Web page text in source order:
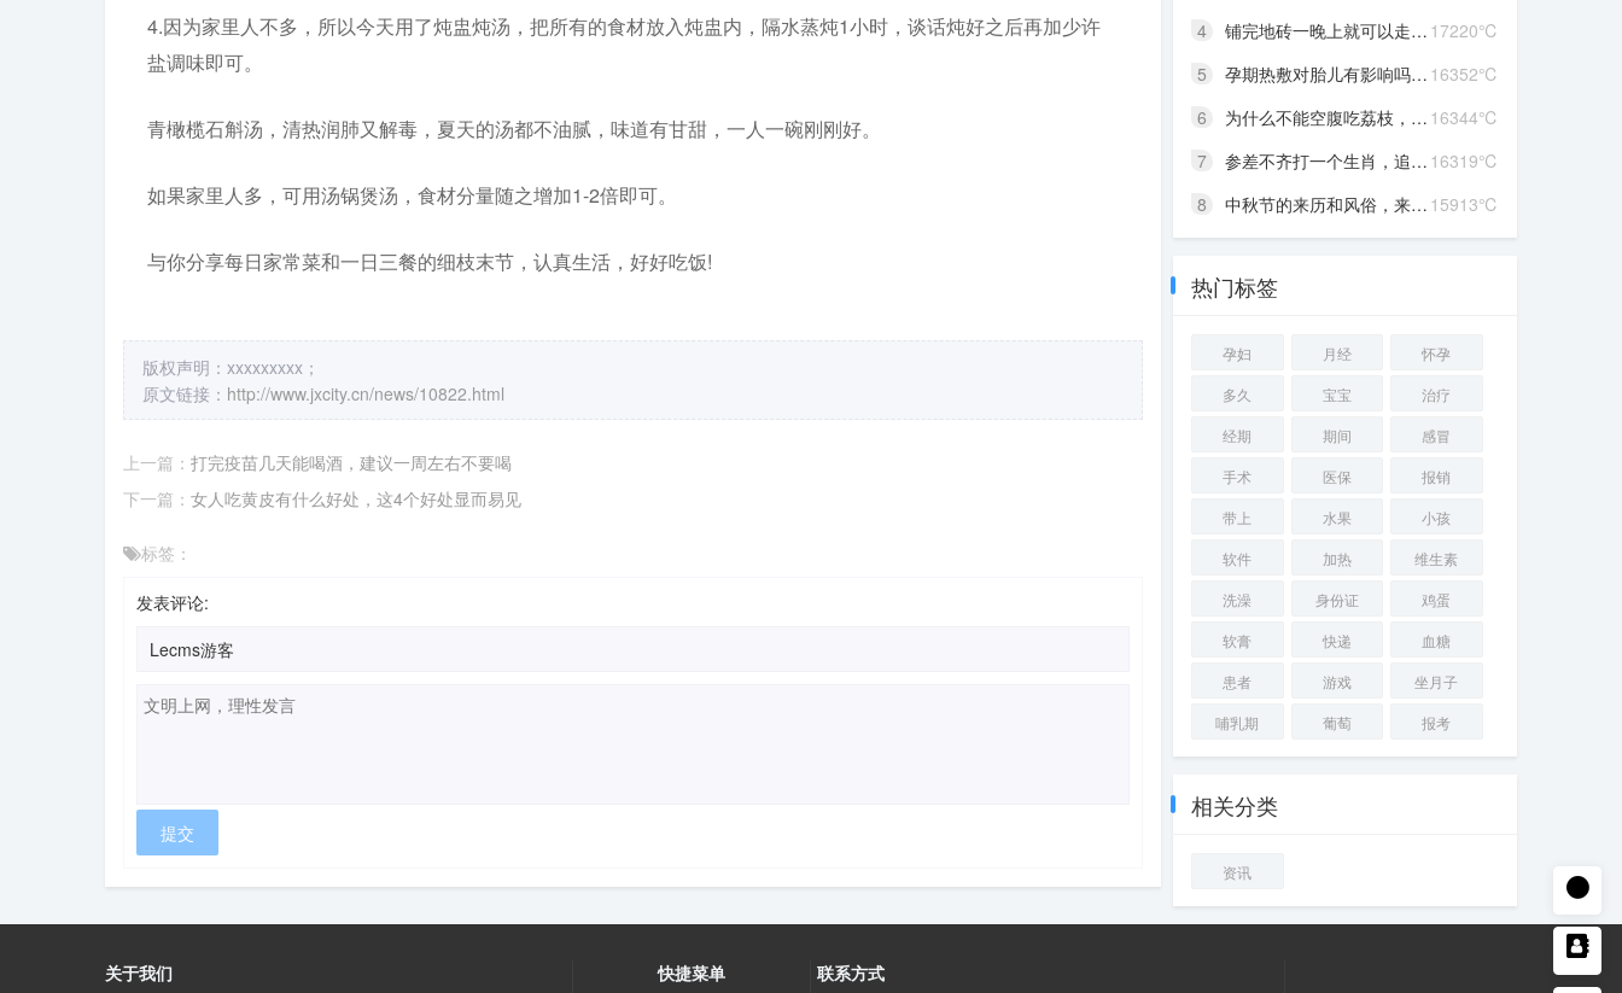
4.因为家里人不多，所以今天用了炖盅炖汤，把所有的食材放入炖盅内，隔水蒸炖1小时，谈话炖好之后再加少许
盐调味即可。
青橄榄石斛汤，清热润肺又解毒，夏天的汤都不油腻，味道有甘甜，一人一碗刚刚好。
如果家里人多，可用汤锅煲汤，食材分量随之增加1-2倍即可。
与你分享每日家常菜和一日三餐的细枝末节，认真生活，好好吃饭!
版权声明：xxxxxxxxx；
原文链接： http://www.jxcity.cn/news/10822.html
上一篇： 打完疫苗几天能喝酒，建议一周左右不要喝
下一篇： 女人吃黄皮有什么好处，这4个好处显而易见
标签：
发表评论:
17220℃
4
铺完地砖一晚上就可以走了...
16352℃
5
孕期热敷对胎儿有影响吗?知...
16344℃
6
为什么不能空腹吃荔枝，性...
16319℃
7
参差不齐打一个生肖，追求...
15913℃
8 中秋节的来历和风俗，来历...
热门标签
孕妇 月经
怀孕
多久
宝宝
治疗
经期
期间
感冒
手术
医保
报销
带上
水果
小孩
软件
加热
维生素
洗澡
身份证
鸡蛋
软膏
快递
血糖
患者
游戏
坐月子
哺乳期
葡萄 报考
相关分类
资讯
关于我们 快捷菜单 联系方式